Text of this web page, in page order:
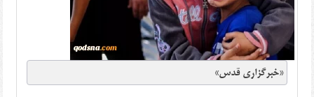
«خبرگزاری قدس»